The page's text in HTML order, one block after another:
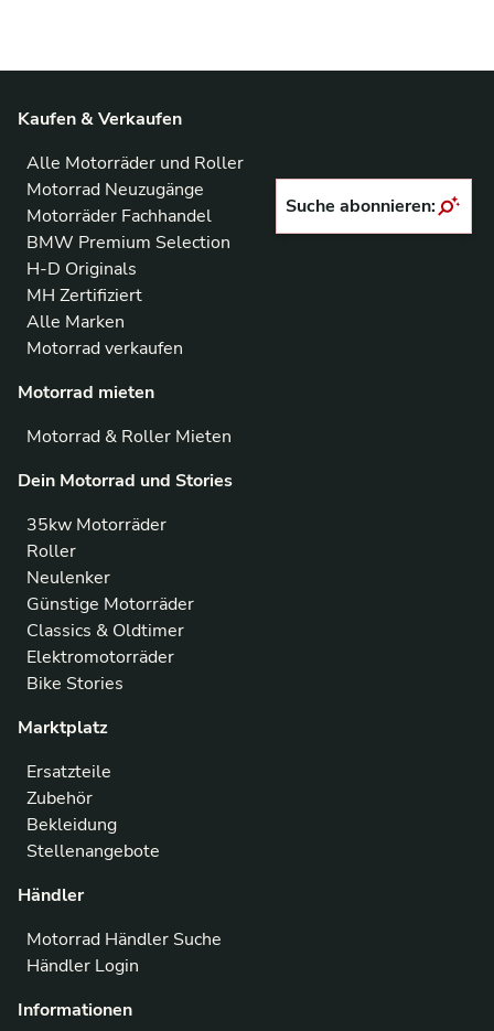
Kaufen & Verkaufen
Alle Motorräder und Roller
Motorrad Neuzugänge
Motorräder Fachhandel
BMW Premium Selection
H-D Originals
MH Zertifiziert
Alle Marken
Motorrad verkaufen
Motorrad mieten
Motorrad & Roller Mieten
Dein Motorrad und Stories
35kw Motorräder
Roller
Neulenker
Günstige Motorräder
Classics & Oldtimer
Elektromotorräder
Bike Stories
Marktplatz
Ersatzteile
Zubehör
Bekleidung
Stellenangebote
Händler
Motorrad Händler Suche
Händler Login
Informationen
Suche abonnieren: